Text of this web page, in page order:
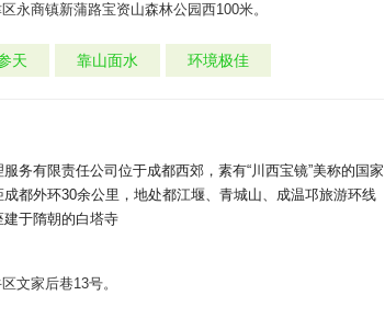
永商镇新蒲路宝资山森林公园西100米。
天 靠山面水 环境极佳
务有限责任公司位于成都西郊，素有“川西宝镜”美称的国家
都外环30余公里，地处都江堰、青城山、成温邛旅游环线
于隋朝的白塔寺
文家后巷13号。